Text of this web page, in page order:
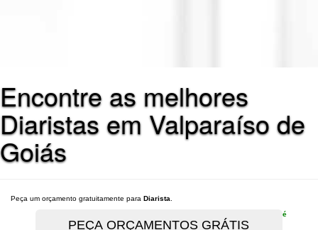
Encontre as melhores
Diaristas em Valparaíso de
Goiás
Peça um orçamento gratuitamente para Diarista
é